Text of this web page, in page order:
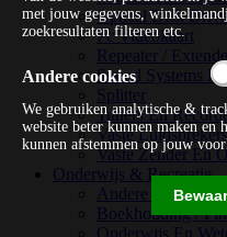
Optical Disk Drive
Pc Videokaart
Repeater /
Sound Systems
Splitter
Tuners En
Vaste
Vaste Zender En
Onderwijs & Recreatie
Andere
Boekhouding /
met jouw gegevens,
zoekresultaten filteren etc.
Andere cookies
We gebruiken analytische &
website beter kunnen maken en
kunnen afstemmen op jouw